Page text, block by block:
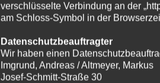
verschlüsselte Verbindung an der
am Schloss-Symbol in der
Datenschutzbeauftragter
Wir haben einen
Imgrund, Andreas / Altmeyer, Markus
Josef-Schmitt-Straße 30